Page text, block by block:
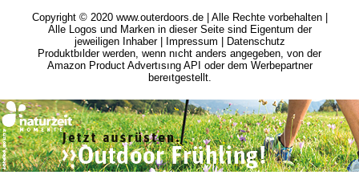
Copyright © 2020 www.outerdoors.de | Alle Rechte vorbehalten |
Alle Logos und Marken in dieser Seite sind Eigentum der
jeweiligen Inhaber |
Impressum
Datenschutz
Produktbılder werden, wenn nıcht anders angegeben, von der
Amazon Product Advertısıng API oder dem Werbepartner
bereıtgestellt.